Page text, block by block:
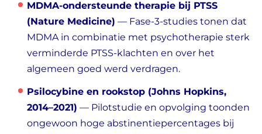
MDMA-ondersteunde therapie bij PTSS
(Nature Medicine) — Fase-3-studies tonen dat
MDMA in combinatie met psychotherapie sterk
verminderde PTSS-klachten en over het
algemeen goed werd verdragen.
Psilocybine en rookstop (Johns Hopkins,
2014–2021) — Pilotstudie en opvolging toonden
ongewoon hoge abstinentiepercentages bij